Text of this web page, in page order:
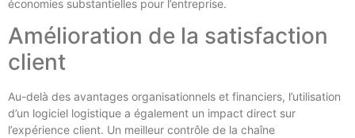
économies substantielles pour l’entreprise.
Amélioration de la satisfaction
client
Au-delà des avantages organisationnels et financiers, l’utilisation
d’un logiciel logistique a également un impact direct sur
l’expérience client. Un meilleur contrôle de la chaîne